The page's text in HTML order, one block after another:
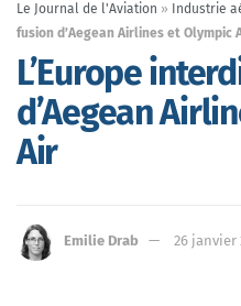
Le Journal de l'Aviation » Industrie
fusion d’Aegean Airlines et Olympic
L’Europe
d’Aegean
Air
Emilie Drab 26 janvier